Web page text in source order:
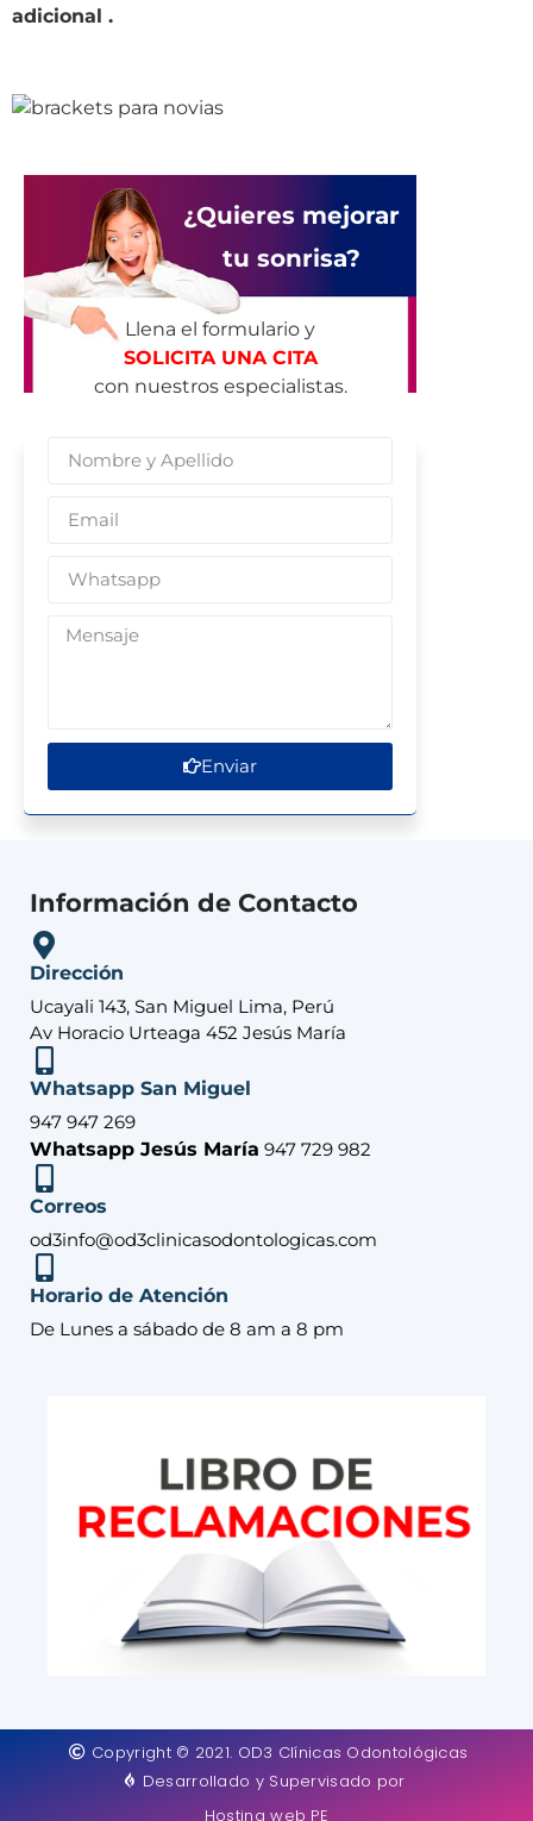
adicional .
¿Quieres mejorar
tu sonrisa?
Llena el formulario y
SOLICITA UNA CITA
con nuestros especialistas.
Enviar
Información de Contacto
Dirección
Ucayali 143, San Miguel Lima, Perú
Av Horacio Urteaga 452 Jesús María
Whatsapp San Miguel
947 947 269
Whatsapp Jesús María 947 729 982
Correos
od3info@od3clinicasodontologicas.com
Horario de Atención
De Lunes a sábado de 8 am a 8 pm
Copyright © 2021. OD3 Clínicas Odontológicas
Desarrollado y Supervisado por
Hosting web PE